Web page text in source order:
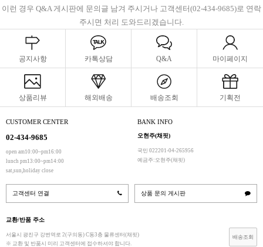
이런 경우 Q&A 게시판에 문의글 남겨 주시거나 고객센터(02-434-9685)로 연락
주시면 처리 도와드리겠습니다.
공지사항 카톡상담 Q&A 마이페이지
상품리뷰 해외배송 배송조회 기획전
CUSTOMER CENTER
02-434-9685
open am10:00~pm16:00
lunch pm13:00~pm14:00
sat,sun,holiday close
BANK INFO
오현주(채핏)
국민 022201-04-265956
예금주:오현주(채핏)
고객센터 연결 상품 문의 게시판
교환/반품 주소
서울시 광진구 강변역로 2(구의동) C동3층 물류센터(채핏)
※ 교환 및 반품시 미리 고객센터에 접수하셔야 합니다.
배송조회